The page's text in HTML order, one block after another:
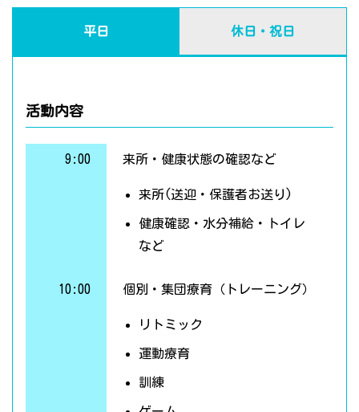
平日 休日・祝日
活動内容
9:00 来所・健康状態の確認など
来所(送迎・保護者お送り)
健康確認・水分補給・トイレ
など
10:00 個別・集団療育（トレーニング）
リトミック
運動療育
訓練